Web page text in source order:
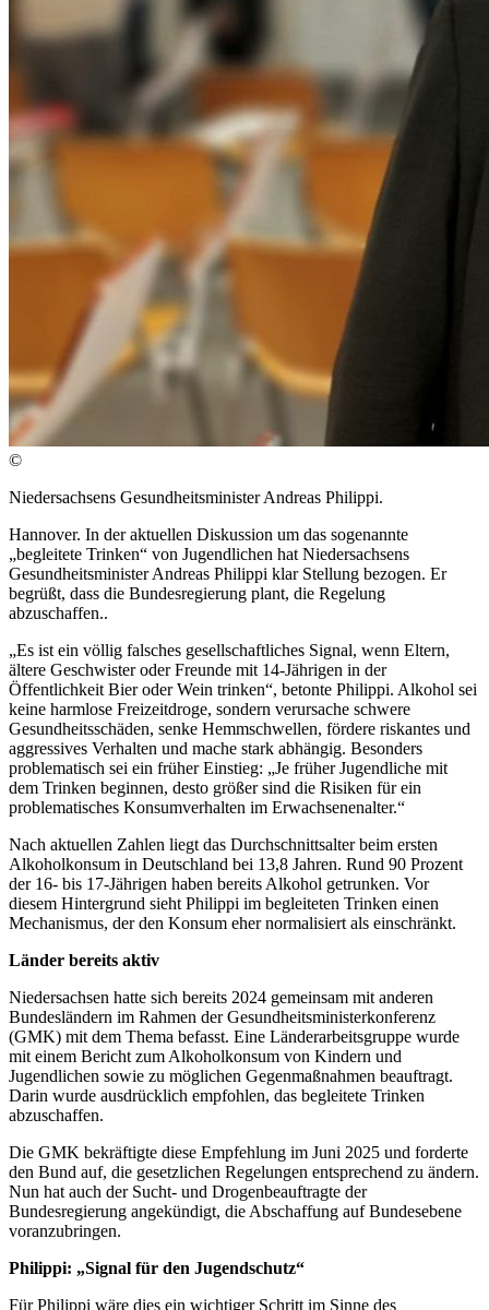
©
Niedersachsens Gesundheitsminister Andreas Philippi.
Hannover. In der aktuellen Diskussion um das sogenannte
„begleitete Trinken“ von Jugendlichen hat Niedersachsens
Gesundheitsminister Andreas Philippi klar Stellung bezogen. Er
begrüßt, dass die Bundesregierung plant, die Regelung
abzuschaffen..
„Es ist ein völlig falsches gesellschaftliches Signal, wenn Eltern,
ältere Geschwister oder Freunde mit 14-Jährigen in der
Öffentlichkeit Bier oder Wein trinken“, betonte Philippi. Alkohol sei
keine harmlose Freizeitdroge, sondern verursache schwere
Gesundheitsschäden, senke Hemmschwellen, fördere riskantes und
aggressives Verhalten und mache stark abhängig. Besonders
problematisch sei ein früher Einstieg: „Je früher Jugendliche mit
dem Trinken beginnen, desto größer sind die Risiken für ein
problematisches Konsumverhalten im Erwachsenenalter.“
Nach aktuellen Zahlen liegt das Durchschnittsalter beim ersten
Alkoholkonsum in Deutschland bei 13,8 Jahren. Rund 90 Prozent
der 16- bis 17-Jährigen haben bereits Alkohol getrunken. Vor
diesem Hintergrund sieht Philippi im begleiteten Trinken einen
Mechanismus, der den Konsum eher normalisiert als einschränkt.
Länder bereits aktiv
Niedersachsen hatte sich bereits 2024 gemeinsam mit anderen
Bundesländern im Rahmen der Gesundheitsministerkonferenz
(GMK) mit dem Thema befasst. Eine Länderarbeitsgruppe wurde
mit einem Bericht zum Alkoholkonsum von Kindern und
Jugendlichen sowie zu möglichen Gegenmaßnahmen beauftragt.
Darin wurde ausdrücklich empfohlen, das begleitete Trinken
abzuschaffen.
Die GMK bekräftigte diese Empfehlung im Juni 2025 und forderte
den Bund auf, die gesetzlichen Regelungen entsprechend zu ändern.
Nun hat auch der Sucht- und Drogenbeauftragte der
Bundesregierung angekündigt, die Abschaffung auf Bundesebene
voranzubringen.
Philippi: „Signal für den Jugendschutz“
Für Philippi wäre dies ein wichtiger Schritt im Sinne des